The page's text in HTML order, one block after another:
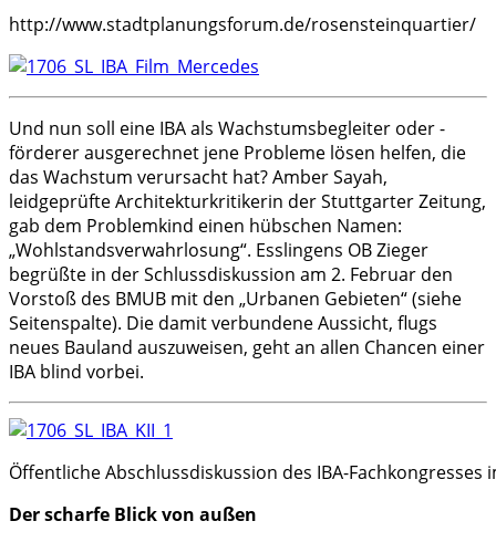
http://www.stadtplanungsforum.de/rosensteinquartier/
Und nun soll eine IBA als Wachstumsbegleiter oder -
förderer ausgerechnet jene Probleme lösen helfen, die
das Wachstum verursacht hat? Amber Sayah,
leidgeprüfte Architekturkritikerin der Stuttgarter Zeitung,
gab dem Problemkind einen hübschen Namen:
„Wohlstandsverwahrlosung“. Esslingens OB Zieger
begrüßte in der Schlussdiskussion am 2. Februar den
Vorstoß des BMUB mit den „Urbanen Gebieten“ (siehe
Seitenspalte). Die damit verbundene Aussicht, flugs
neues Bauland auszuweisen, geht an allen Chancen einer
IBA blind vorbei.
Öffentliche Abschlussdiskussion des IBA-
Der scharfe Blick von außen